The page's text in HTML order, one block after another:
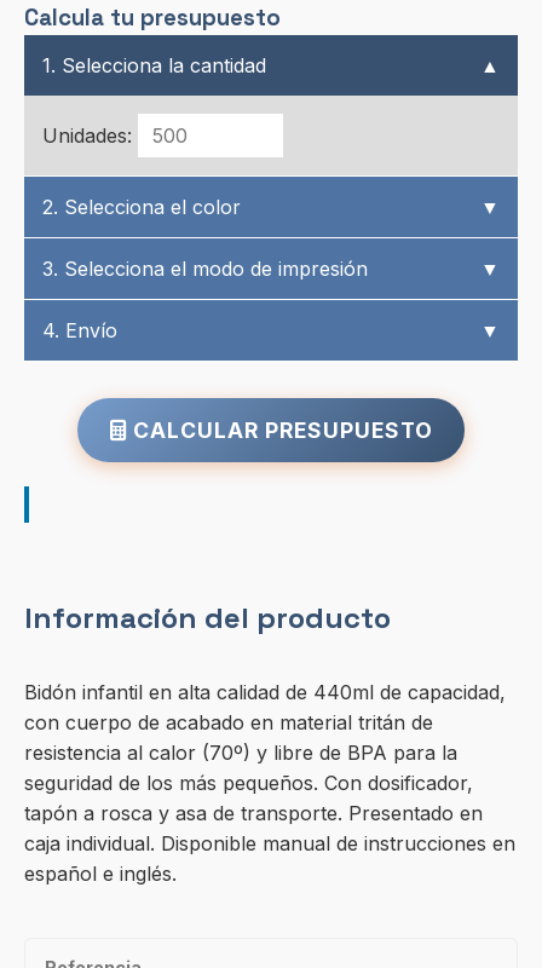
Calcula tu presupuesto
1. Selecciona la cantidad ▲
Unidades:
2. Selecciona el color ▼
3. Selecciona el modo de impresión ▼
4. Envío ▼
CALCULAR PRESUPUESTO
Información del producto
Bidón infantil en alta calidad de 440ml de capacidad,
con cuerpo de acabado en material tritán de
resistencia al calor (70º) y libre de BPA para la
seguridad de los más pequeños. Con dosificador,
tapón a rosca y asa de transporte. Presentado en
caja individual. Disponible manual de instrucciones en
español e inglés.